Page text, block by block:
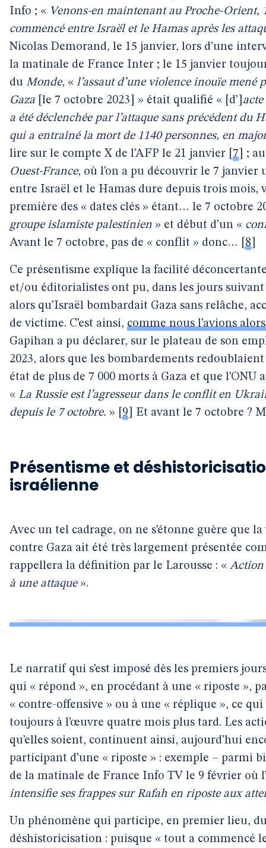
Info ; « Venons-en maintenant au Proche-Orient,
commencé entre Israël et le Hamas après les
Nicolas Demorand, le 15 janvier, lors d’une
la matinale de France Inter ; le 15 janvier
du Monde, « l’assaut d’une violence inouïe mené
Gaza [le 7 octobre 2023] » était qualifié « [d’]
a été déclenchée par l’attaque sans précédent du
qui a entraîné la mort de 1140 personnes, en
lire sur le compte X de l’AFP le 21 janvier 7
;
Ouest-France, où l’on a pu découvrir le 7
entre Israël et le Hamas dure depuis trois mois,
première des « dates clés » étant… le 7 octobre
groupe islamiste palestinien » et début d’un «
Avant le 7 octobre, pas de « conflit » donc…
8
Ce présentisme explique la facilité
et/ou éditorialistes ont pu, dans les jours
alors qu’Israël bombardait Gaza sans relâche,
de victime. C’est ainsi, comme nous l’avions
Gapihan a pu déclarer, sur le plateau de son
2023, alors que les bombardements
état de plus de 7 000 morts à Gaza et que
« La Russie est l’agresseur dans le conflit en
depuis le 7 octobre. » 9 Et avant le 7 octobre ?
Présentisme et
israélienne
Avec un tel cadrage, on ne s’étonne guère que
contre Gaza ait été très largement présentée
rappellera la définition par le Larousse : « Action
à une attaque».
Le narratif qui s’est imposé dès les premiers
qui « répond », en procédant à une « riposte »,
« contre-offensive » ou à une « réplique », ce
toujours à l’œuvre quatre mois plus tard. Les
qu’elles soient, continuent ainsi, aujourd’hui
participant d’une « riposte » : exemple – parmi
de la matinale de France Info TV le 9 février où
intensifie ses frappes sur Rafah en riposte aux
Un phénomène qui participe, en premier lieu,
déshistoricisation : puisque « tout a commencé